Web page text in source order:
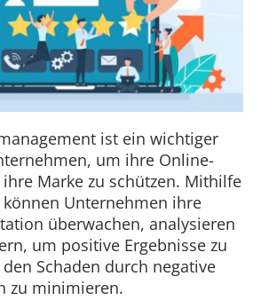
ist ein wichtiger
um ihre Online-
ihre Marke zu schützen. Mithilfe
können Unternehmen ihre
überwachen, analysieren
um positive Ergebnisse zu
Schaden durch negative
zu minimieren.